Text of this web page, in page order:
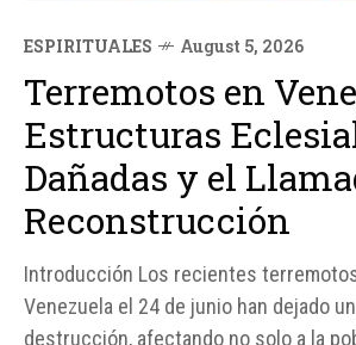
ESPIRITUALES August 5, 2026
Terremotos en
Estructuras
Dañadas y el
Reconstrucción
Introducción Los recientes
Venezuela el 24 de junio han dejado
destrucción, afectando no solo a la